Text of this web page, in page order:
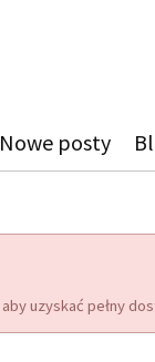
Nowe posty
aby uzyskać pełny